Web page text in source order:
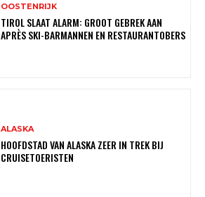
OOSTENRIJK
TIROL SLAAT ALARM: GROOT GEBREK AAN
APRÈS SKI-BARMANNEN EN RESTAURANTOBERS
ALASKA
HOOFDSTAD VAN ALASKA ZEER IN TREK BIJ
CRUISETOERISTEN